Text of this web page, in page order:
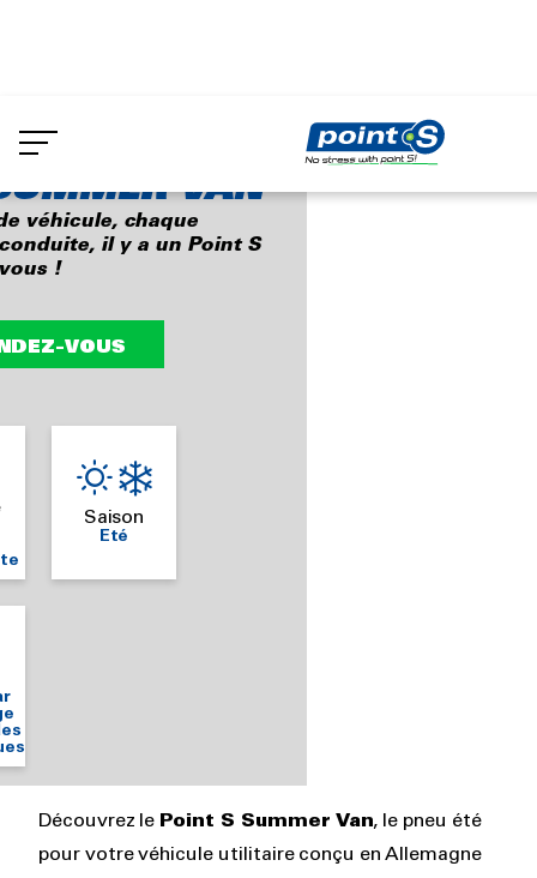
au
contenu
VAN
véhicule, chaque
il y a un Point S
!
Saison
Eté
VOUS
Rich
Découvrez le Point S Summer Van, le pneu été
pour votre véhicule utilitaire conçu en Allemagne